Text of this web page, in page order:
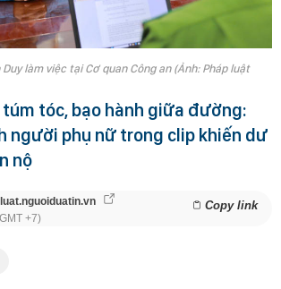
làm việc tại Cơ quan Công an (Ảnh: Pháp luật
túm tóc, bạo hành giữa đường:
người phụ nữ trong clip khiến dư
nộ
Copy link
+7)